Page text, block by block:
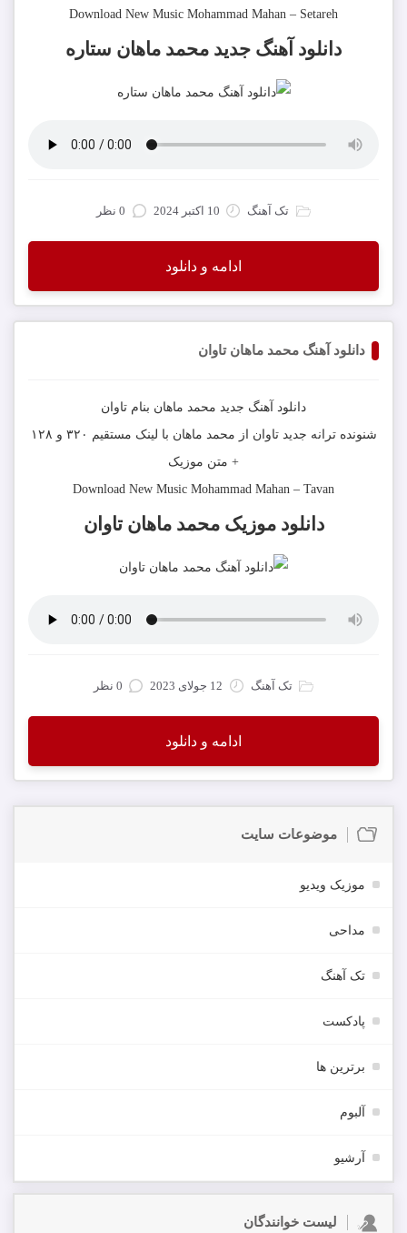
Download New Music Mohammad Mahan – Setareh
دانلود آهنگ جدید محمد ماهان ستاره
تک آهنگ 10 اکتبر 2024 0 نظر
ادامه و دانلود
دانلود آهنگ محمد ماهان تاوان
دانلود آهنگ جدید محمد ماهان بنام تاوان
شنونده ترانه جدید تاوان از محمد ماهان
با لینک مستقیم ۳۲۰ و ۱۲۸
+ متن موزیک
Download New Music Mohammad Mahan – Tavan
دانلود موزیک محمد ماهان تاوان
تک آهنگ 12 جولای 2023 0 نظر
ادامه و دانلود
موضوعات سایت
موزیک ویدیو
مداحی
تک آهنگ
پادکست
برترین ها
آلبوم
آرشیو
لیست خوانندگان